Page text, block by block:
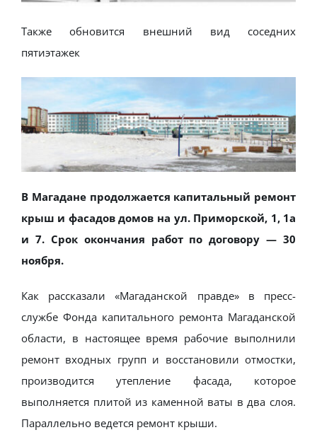
Также обновится внешний вид соседних
пятиэтажек
В Магадане продолжается капитальный ремонт
крыш и фасадов домов на ул. Приморской, 1, 1а
и 7. Срок окончания работ по договору — 30
ноября.
Как рассказали «Магаданской правде» в пресс-
службе Фонда капитального ремонта Магаданской
области, в настоящее время рабочие выполнили
ремонт входных групп и восстановили отмостки,
производится утепление фасада, которое
выполняется плитой из каменной ваты в два слоя.
Параллельно ведется ремонт крыши.